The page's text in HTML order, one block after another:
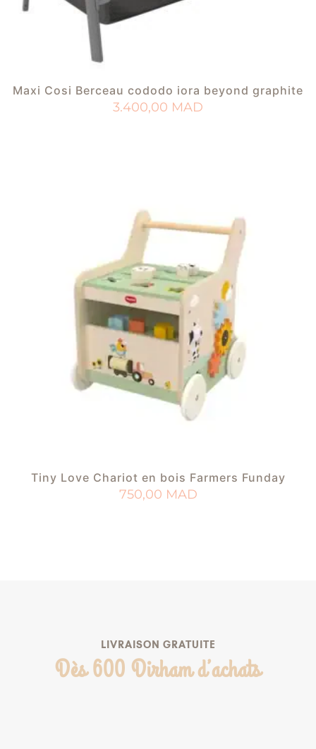
Maxi Cosi Berceau cododo iora beyond graphite
3.400,00 MAD
Tiny Love Chariot en bois Farmers Funday
750,00 MAD
LIVRAISON GRATUITE
Dès 600 Dirham d’achats